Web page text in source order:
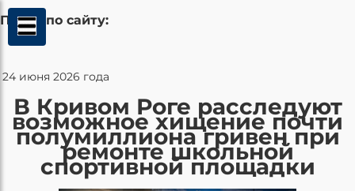
Поиск по сайту:
24 июня 2026 года
В Кривом Роге расследуют
возможное хищение почти
полумиллиона гривен при
ремонте школьной
спортивной площадки